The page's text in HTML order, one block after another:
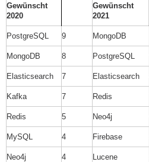
Gewünscht
2020
Gewünscht
2021
PostgreSQL 9 MongoDB
MongoDB 8 PostgreSQL
Elasticsearch 7 Elasticsearch
Kafka 7 Redis
Redis 5 Neo4j
MySQL 4 Firebase
Neo4j 4 Lucene